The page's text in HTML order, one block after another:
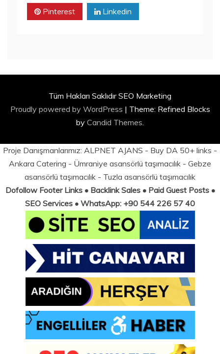
Pinterest Linkedin
Tüm Hakları Saklıdır SEO Marketing
Proudly powered by WordPress | Theme: Refined Blocks
by Candid Themes.
Proje Danışmanlarımız: ALPNET AJANS - Buy DA 50+ links -
Ankara Catering - Ümraniye asansörlü taşımacılık - Gebze
asansörlü taşımacılık - Tuzla asansörlü taşımacılık
Dofollow Footer Links • Backlink Sales • Paid Guest Posts •
SEO Services • WhatsApp: +90 544 226 57 40